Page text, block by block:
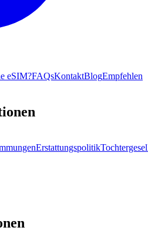
eSIM?FAQsKontaktBlogEmpfehlen
Erstattungspolitik